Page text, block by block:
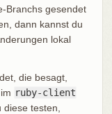
Branchs gesendet
dann kannst du
lokal
die besagt,
ruby-client
testen,